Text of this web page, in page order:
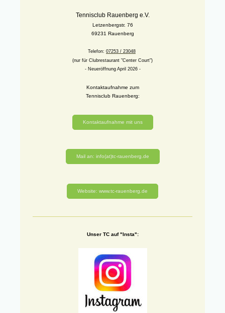
Tennisclub Rauenberg e.V.
Letzenbergstr. 76
69231 Rauenberg
Telefon: 07253 / 23048
(nur für Clubrestaurant "Center Court")
- Neueröffnung April 2026 -
Kontaktaufnahme zum
Tennisclub Rauenberg:
Kontaktaufnahme mit uns
Mail an: info(at)tc-rauenberg.de
Website: www.tc-rauenberg.de
Unser TC auf "Insta":